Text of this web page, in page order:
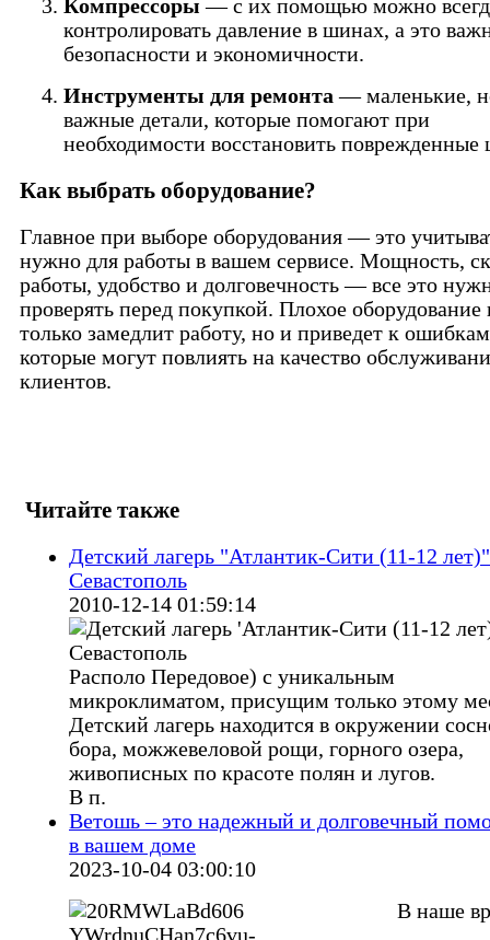
Компрессоры — с их помощью можно
контролировать давление в шинах, а это
безопасности и экономичности.
Инструменты для ремонта — маленькие,
важные детали, которые помогают при
необходимости восстановить
Как выбрать оборудование?
Главное при выборе оборудования — это
нужно для работы в вашем сервисе. Мощность,
работы, удобство и долговечность — все это
проверять перед покупкой. Плохое оборудование
только замедлит работу, но и приведет к
которые могут повлиять на качество
клиентов.
Читайте также
Детский лагерь "Атлантик-Сити (11-12 лет)"
Севастополь
2010-12-14 01:59:14
Располо Передовое) с уникальным
микроклиматом, присущим только этому
Детский лагерь находится в окружении
бора, можжевеловой рощи, горного озера,
живописных по красоте полян и лугов.
В п.
Ветошь – это надежный и долговечный
в вашем доме
2023-10-04 03:00:10
В наше